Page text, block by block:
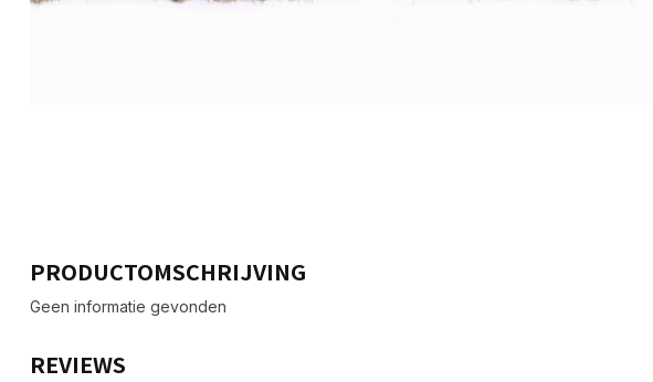
PRODUCTOMSCHRIJVING
Geen informatie gevonden
REVIEWS